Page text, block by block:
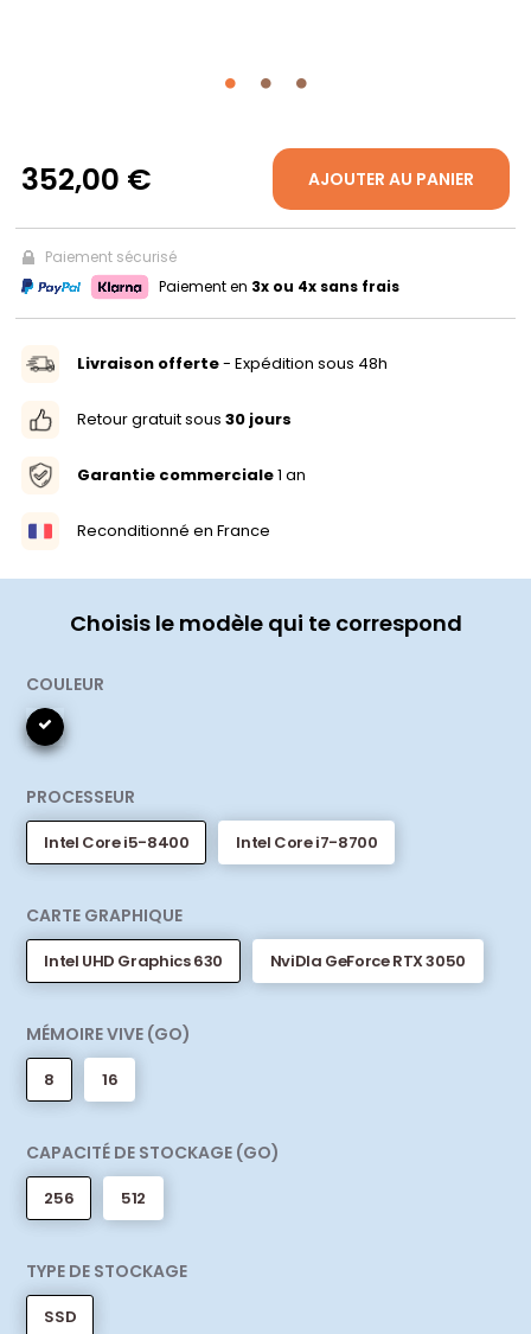
352,00 € AJOUTER AU PANIER
Paiement sécurisé
Paiement en 3x ou 4x sans frais
Livraison offerte- Expédition sous 48h
Retour gratuit sous 30 jours
Garantie commerciale1 an
Reconditionné en France
Choisis le modèle qui te correspond
COULEUR
PROCESSEUR
Intel Core i5-8400 Intel Core i7-8700
CARTE GRAPHIQUE
Intel UHD Graphics 630 NviDIa GeForce RTX 3050
MÉMOIRE VIVE (GO)
8 16
CAPACITÉ DE STOCKAGE (GO)
256 512
TYPE DE STOCKAGE
SSD
COMPTE
FR